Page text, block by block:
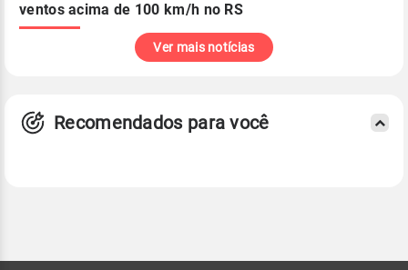
ventos acima de 100 km/h no RS
Ver mais notícias
Recomendados para você